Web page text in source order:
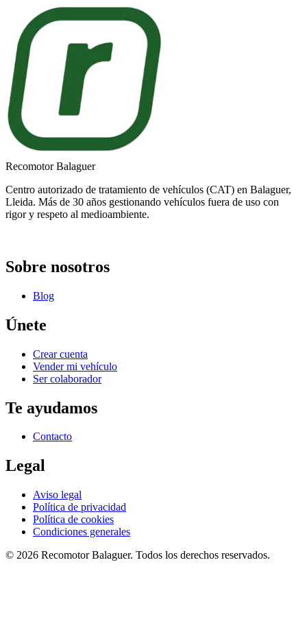
Recomotor Balaguer
Centro autorizado de tratamiento de vehículos (CAT) en Balaguer,
Lleida. Más de 30 años gestionando vehículos fuera de uso con
rigor y respeto al medioambiente.
Sobre nosotros
Blog
Únete
Crear cuenta
Vender mi vehículo
Ser colaborador
Te ayudamos
Contacto
Legal
Aviso legal
Política de privacidad
Política de cookies
Condiciones generales
© 2026 RecomotorBalaguer. Todos los derechos reservados.